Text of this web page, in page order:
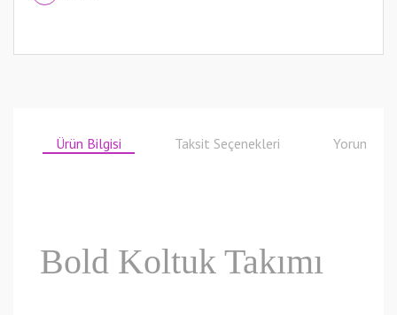
Ürün Bilgisi Taksit Seçenekleri Yorumlar
Bold Koltuk Takımı